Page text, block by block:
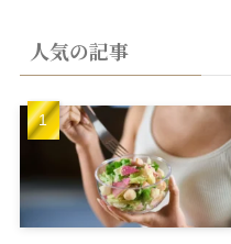
人気の記事